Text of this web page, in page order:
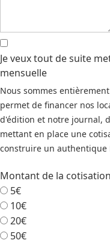
Je veux tout de suite
mensuelle
Nous sommes
permet de financer nos
d'édition et notre journal,
mettant en place une
construire un authentique
Montant de la
5€
10€
20€
50€